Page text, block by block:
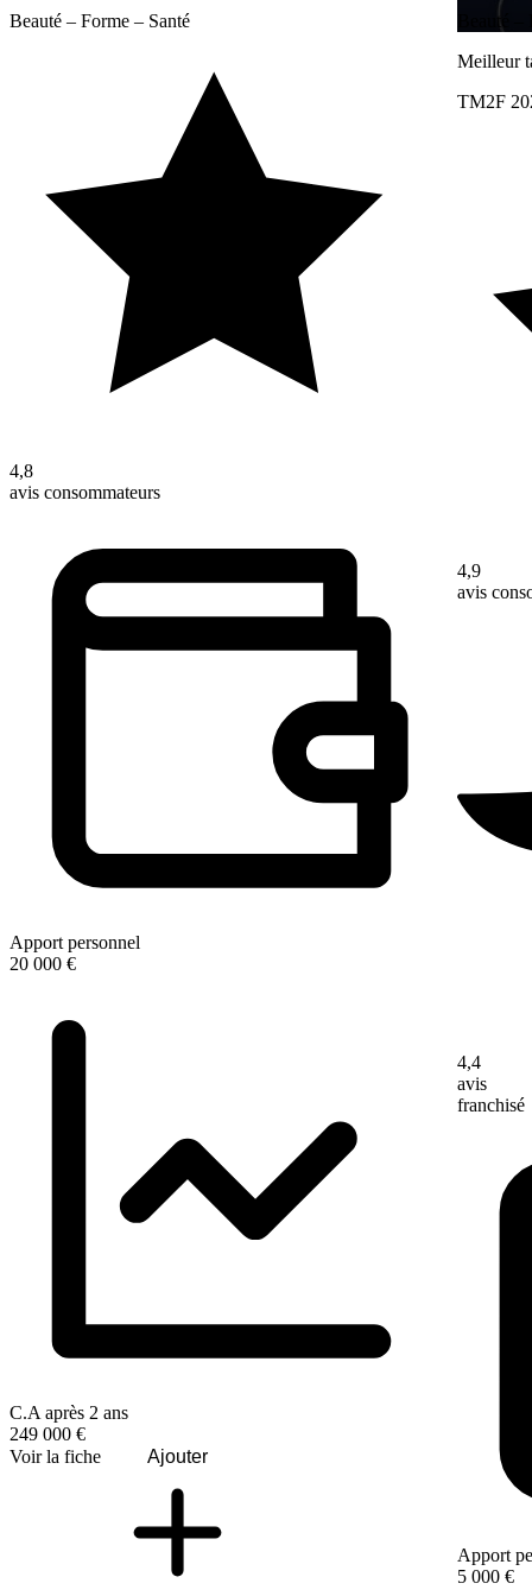
Beauté – Forme – Santé
4,8
avis consommateurs
Apport personnel
20 000 €
C.A après 2 ans
249 000 €
Voir la fiche
Ajouter
Beauté
Meilleur
TM2F
4,9
avis
4,4
avis
franchisé
Apport
5 000 €